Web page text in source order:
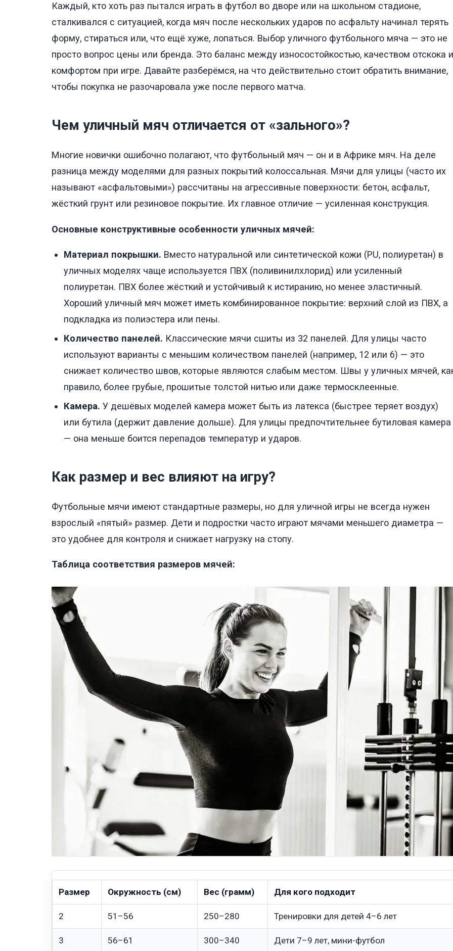
Каждый, кто хоть раз пытался играть в футбол во дворе или на школьном стадионе,
сталкивался с ситуацией, когда мяч после нескольких ударов по асфальту начинал терять
форму, стираться или, что ещё хуже, лопаться. Выбор уличного футбольного мяча — это не
просто вопрос цены или бренда. Это баланс между износостойкостью, качеством отскока и
комфортом при игре. Давайте разберёмся, на что действительно стоит обратить внимание,
чтобы покупка не разочаровала уже после первого матча.
Чем уличный мяч отличается от «зального»?
Многие новички ошибочно полагают, что футбольный мяч — он и в Африке мяч. На деле
разница между моделями для разных покрытий колоссальная. Мячи для улицы (часто их
называют «асфальтовыми») рассчитаны на агрессивные поверхности: бетон, асфальт,
жёсткий грунт или резиновое покрытие. Их главное отличие — усиленная конструкция.
Основные конструктивные особенности уличных мячей:
Материал покрышки. Вместо натуральной или синтетической кожи (PU, полиуретан) в
уличных моделях чаще используется ПВХ (поливинилхлорид) или усиленный
полиуретан. ПВХ более жёсткий и устойчивый к истиранию, но менее эластичный.
Хороший уличный мяч может иметь комбинированное покрытие: верхний слой из ПВХ, а
подкладка из полиэстера или пены.
Количество панелей. Классические мячи сшиты из 32 панелей. Для улицы часто
используют варианты с меньшим количеством панелей (например, 12 или 6) — это
снижает количество швов, которые являются слабым местом. Швы у уличных мячей,
правило, более грубые, прошитые толстой нитью или даже термосклеенные.
Камера. У дешёвых моделей камера может быть из латекса (быстрее теряет воздух)
или бутила (держит давление дольше). Для улицы предпочтительнее бутиловая камера
— она меньше боится перепадов температур и ударов.
Как размер и вес влияют на игру?
Футбольные мячи имеют стандартные размеры, но для уличной игры не всегда нужен
взрослый «пятый» размер. Дети и подростки часто играют мячами меньшего диаметра —
это удобнее для контроля и снижает нагрузку на стопу.
Таблица соответствия размеров мячей:
Размер Окружность (см) Вес (грамм) Для кого подходит
2 51–56 250–280 Тренировки для детей 4–6 лет
3 56–61 300–340 Дети 7–9 лет, мини-футбол